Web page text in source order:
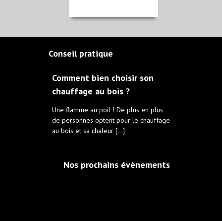
Conseil pratique
Comment bien choisir son
chauffage au bois ?
Une flamme au poil ! De plus en plus
de personnes optent pour le chauffage
au bois et sa chaleur […]
Nos prochains évènements